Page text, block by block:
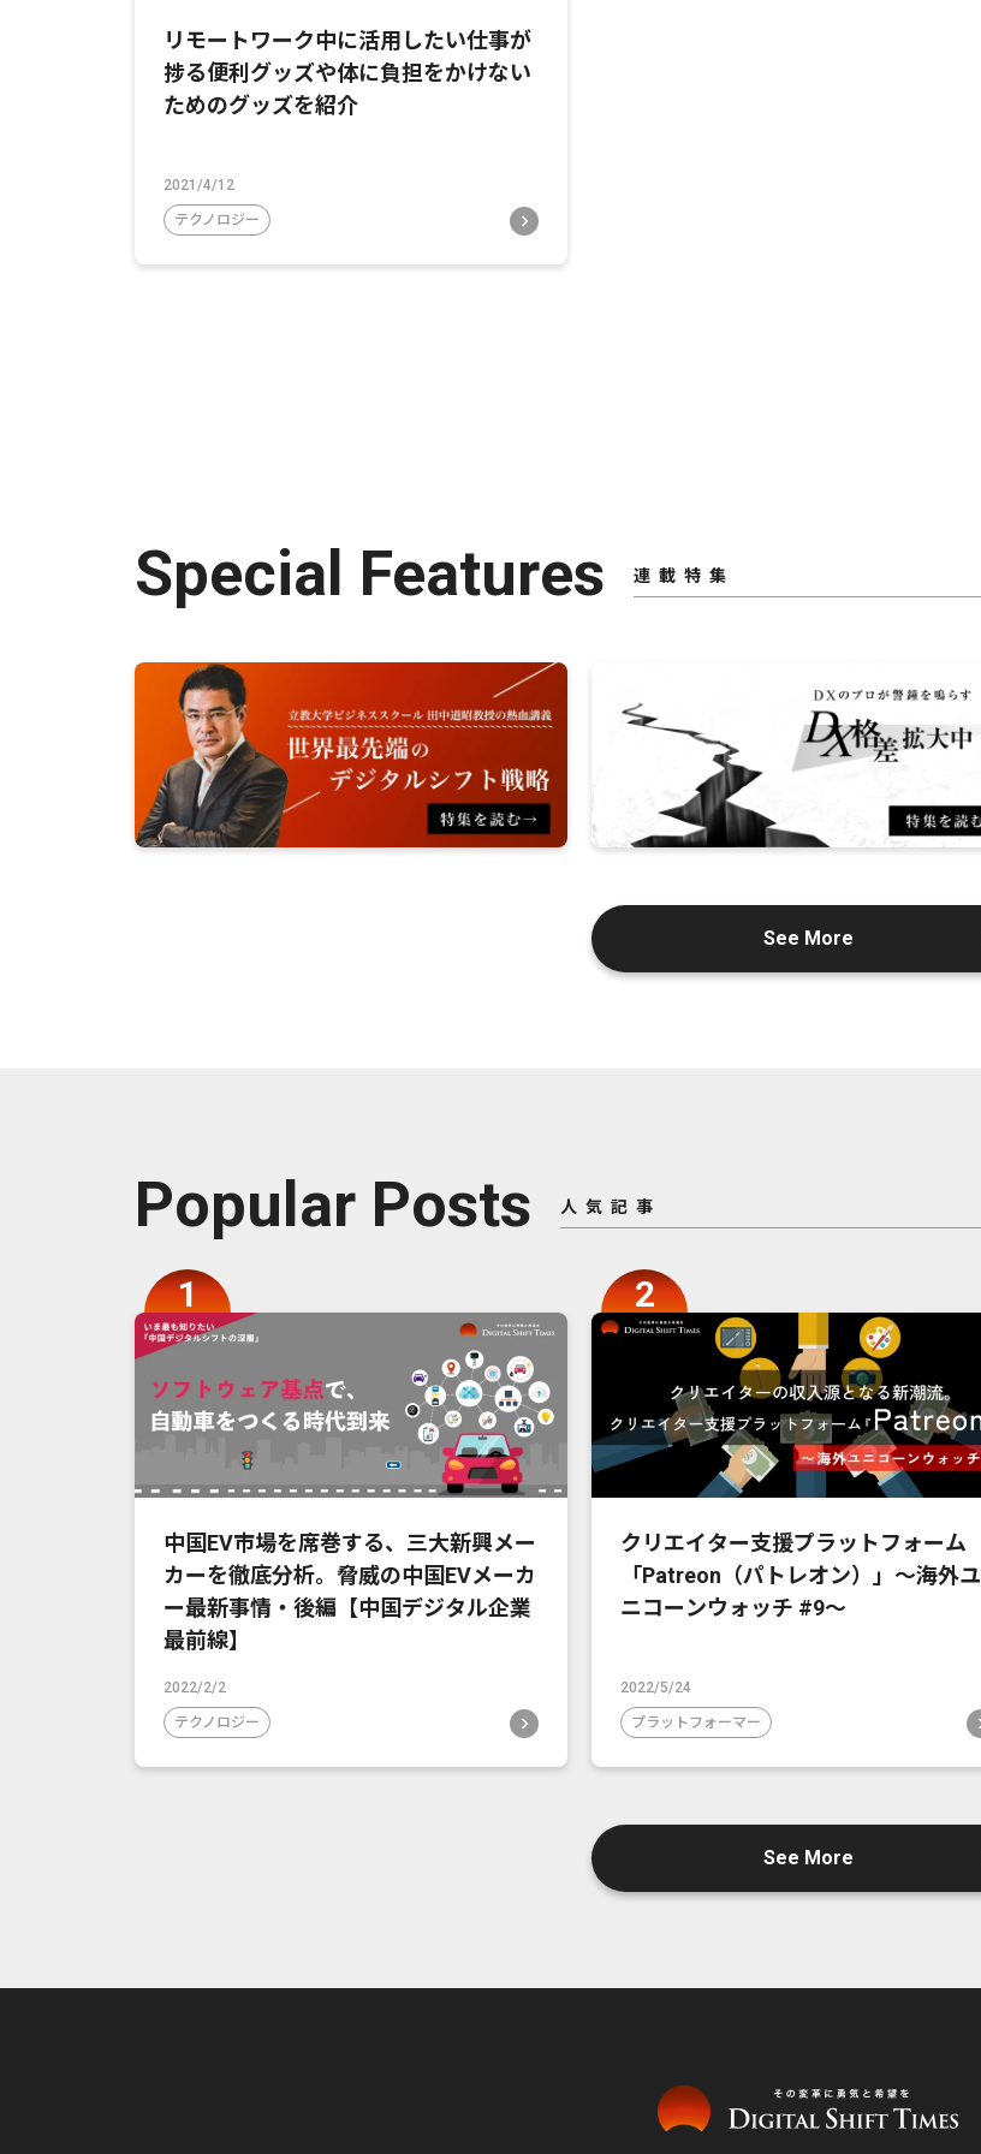
リモートワーク中に活用したい仕事が
捗る便利グッズや体に負担をかけない
ためのグッズを紹介
2021/4/12
テクノロジー
Special Features 連載特集
See More
Popular Posts
人気記事
中国EV市場を席巻する、三大新興メー
カーを徹底分析。脅威の中国EVメーカ
ー最新事情・後編【中国デジタル企業
最前線】
2022/2/2
テクノロジー
クリエイター支援プラットフォーム
「Patreon（パトレオン）」〜海外ユ
ニコーンウォッチ #9〜
2022/5/24
プラットフォーマー
See More